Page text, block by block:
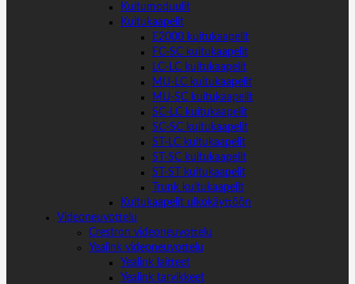
Kuitumoduulit
Kuitukaapelit
E2000 kuitukaapelit
FC-SC kuitukaapelit
LC-LC kuitukaapelit
MU-LC kuitukaapelit
MU-SC kuitukaapelit
SC-LC kuitukaapelit
SC-SC kuitukaapelit
ST-LC kuitukaapelit
ST-SC kuitukaapelit
ST-ST kuitukaapelit
Trunk kuitukaapelit
Kuitukaapelit ulkokäyttöön
Videoneuvottelu
Crestron videoneuvottelu
Yealink videoneuvottelu
Yealink laitteet
Yealink tarvikkeet